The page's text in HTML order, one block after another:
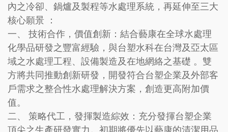
內之冷卻、鍋爐及製程等水處理系統，再延伸至三大
核心願景 ：
一、 技術合作，價值創新：結合藝康在全球水處理
化學品研發之豐富經驗，與台塑水科在台灣及亞太區
域之水處理工程、設備製造及在地網絡之基礎 。雙
方將共同推動創新研發，開發符合台塑企業及外部客
戶需求之整合性水處理解決方案，創造更高附加價
值。
二、 策略代工，發揮製造綜效：充分發揮台塑企業